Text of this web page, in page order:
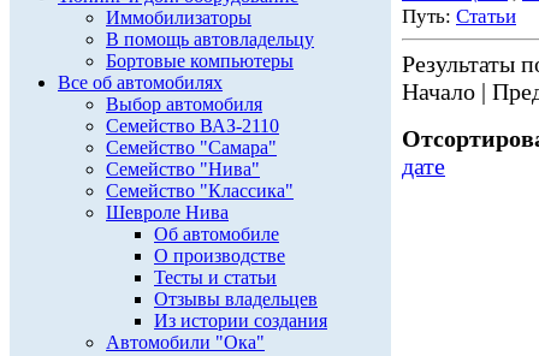
Иммобилизаторы
В помощь автовладельцу
Бортовые компьютеры
Все об автомобилях
Выбор автомобиля
Семейство ВАЗ-2110
Семейство "Самара"
Семейство "Нива"
Семейство "Классика"
Шевроле Нива
Об автомобиле
О производстве
Тесты и статьи
Отзывы владельцев
Из истории создания
Автомобили "Ока"
Путь: Статьи
Результаты
Начало |
дате